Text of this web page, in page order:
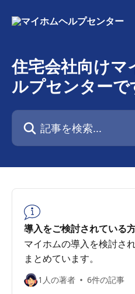
住宅会社向け
ルプセンターで
記事を検索...
導入をご検討されている
マイホムの導入を検討さ
まとめています。
1人の著者 6件の記事